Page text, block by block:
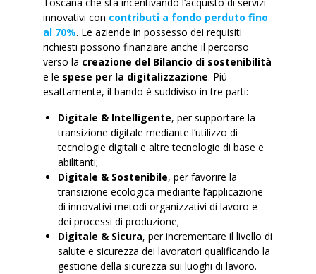
Toscana che sta incentivando l’acquisto di servizi
innovativi con contributi a fondo perduto fino
al 70%. Le aziende in possesso dei requisiti
richiesti possono finanziare anche il percorso
verso la creazione del Bilancio di sostenibilità
e le spese per la digitalizzazione. Più
esattamente, il bando è suddiviso in tre parti:
Digitale & Intelligente, per supportare la
transizione digitale mediante l’utilizzo di
tecnologie digitali e altre tecnologie di base e
abilitanti;
Digitale & Sostenibile, per favorire la
transizione ecologica mediante l’applicazione
di innovativi metodi organizzativi di lavoro e
dei processi di produzione;
Digitale & Sicura, per incrementare il livello di
salute e sicurezza dei lavoratori qualificando la
gestione della sicurezza sui luoghi di lavoro.